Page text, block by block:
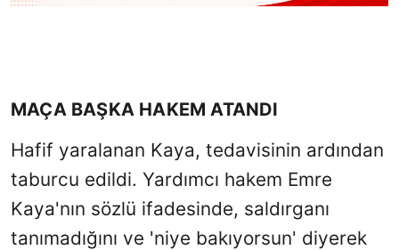
MAÇA BAŞKA HAKEM ATANDI
Hafif yaralanan Kaya, tedavisinin ardından
taburcu edildi. Yardımcı hakem Emre
Kaya'nın sözlü ifadesinde, saldırganı
tanımadığını ve 'niye bakıyorsun' diyerek